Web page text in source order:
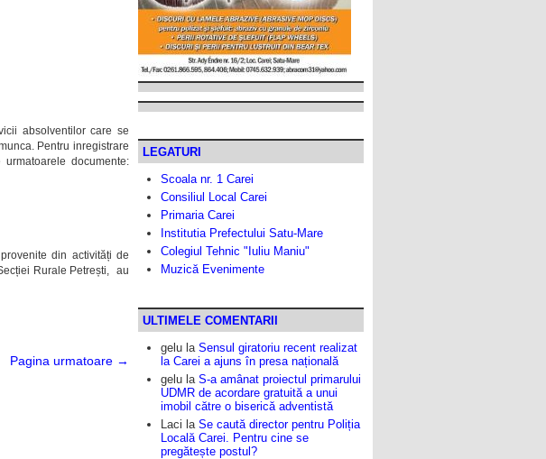
absolventilor care se
Pentru inregistrare
documente:
din activități de
Rurale Petrești, au
Pagina urmatoare →
LEGATURI
Scoala nr. 1 Carei
Consiliul Local Carei
Primaria Carei
Institutia Prefectului Satu-Mare
Colegiul Tehnic "Iuliu Maniu"
Muzică Evenimente
ULTIMELE COMENTARII
gelu la Sensul giratoriu recent realizat
la Carei a ajuns în presa națională
gelu la S-a amânat proiectul primarului
UDMR de acordare gratuită a unui
imobil către o biserică adventistă
Laci la Se caută director pentru Poliția
Locală Carei. Pentru cine se
pregătește postul?